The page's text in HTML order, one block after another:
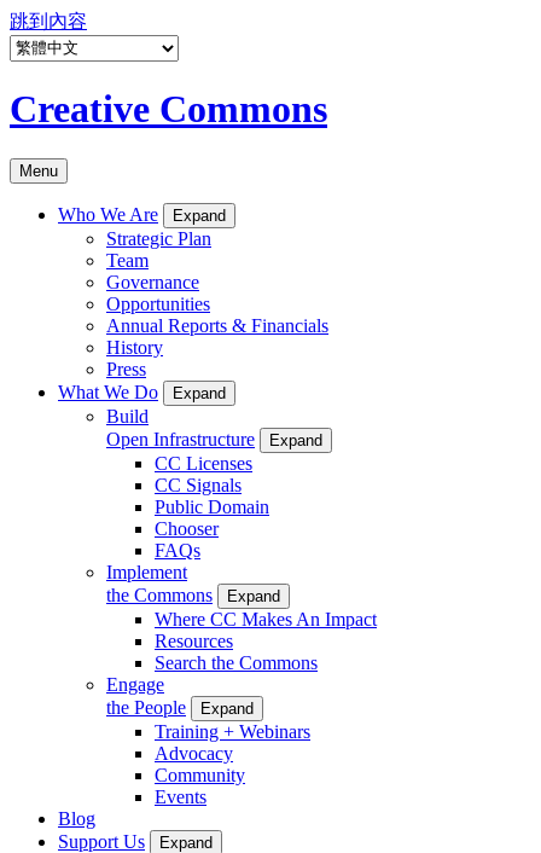
跳到內容
Creative Commons
Menu
Who We Are Expand
Strategic Plan
Team
Governance
Opportunities
Annual Reports & Financials
History
Press
What We Do
Expand
Build
Open Infrastructure
Expand
CC Licenses
CC Signals
Public Domain
Chooser
FAQs
Implement
the Commons
Expand
Where CC Makes An Impact
Resources
Search the Commons
Engage
the People
Expand
Training + Webinars
Advocacy
Community
Events
Blog
Support Us
Expand